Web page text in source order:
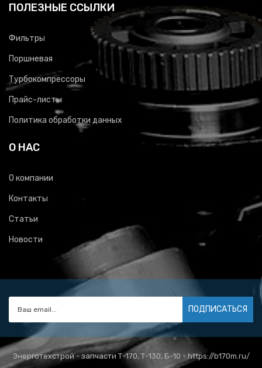
ПОЛЕЗНЫЕ ССЫЛКИ
Фильтры
Поршневая
Турбокомпрессоры
Прайс-листы
Политика обработки данных
О НАС
О компании
Контакты
Статьи
Новости
ПОДПИСАТЬСЯ
Энерготехстрой - запчасти Т-170, Т-130, Б-10 - https://b170m.ru/